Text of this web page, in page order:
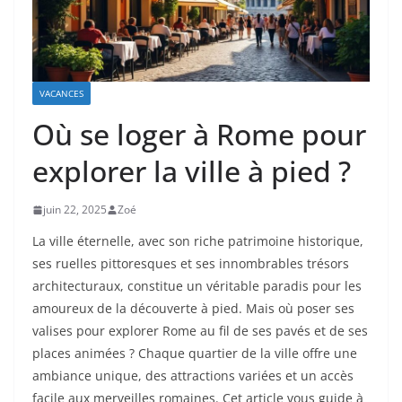
VACANCES
Où se loger à Rome pour
explorer la ville à pied ?
juin 22, 2025 Zoé
La ville éternelle, avec son riche patrimoine historique,
ses ruelles pittoresques et ses innombrables trésors
architecturaux, constitue un véritable paradis pour les
amoureux de la découverte à pied. Mais où poser ses
valises pour explorer Rome au fil de ses pavés et de ses
places animées ? Chaque quartier de la ville offre une
ambiance unique, des attractions variées et un accès
facile aux merveilles romaines. Cet article vous guide à